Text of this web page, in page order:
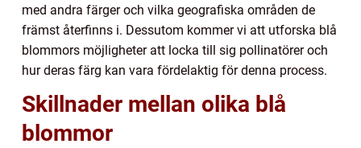
med andra färger och vilka geografiska områden de
främst återfinns i. Dessutom kommer vi att utforska blå
blommors möjligheter att locka till sig pollinatörer och
hur deras färg kan vara fördelaktig för denna process.
Skillnader mellan olika blå
blommor